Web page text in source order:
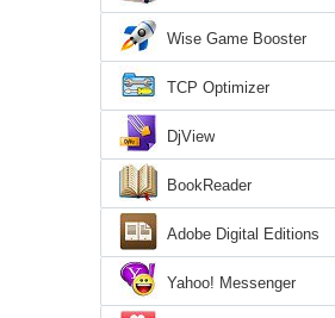
Wise Game Booster
TCP Optimizer
DjView
BookReader
Adobe Digital Editions
Yahoo! Messenger